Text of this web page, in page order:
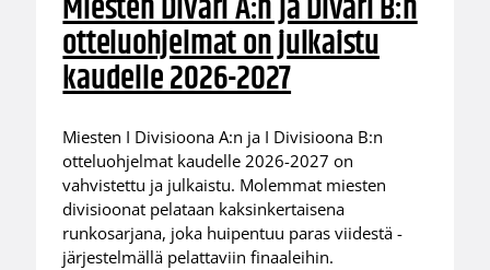
otteluohjelmat on julkaistu
kaudelle 2026-2027
Miesten I Divisioona A:n ja I Divisioona B:n
otteluohjelmat kaudelle 2026-2027 on
vahvistettu ja julkaistu. Molemmat miesten
divisioonat pelataan kaksinkertaisena
runkosarjana, joka huipentuu paras viidestä -
järjestelmällä pelattaviin finaaleihin.